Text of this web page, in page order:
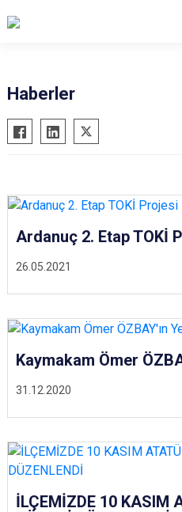
Ardanuç
Arhavi
Hopa
Şavşat
Yusufeli
Kemalpaşa
Haberler
26.05.2021
Ardanuç 2. Etap TOKİ
31.12.2020
Kaymakam Ömer
İLÇEMİZDE 10 KASIM